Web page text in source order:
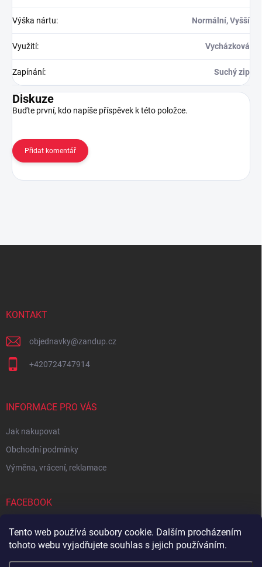
Tento web používá soubory cookie. Dalším procházením
tohoto webu vyjadřujete souhlas s jejich používáním.
Výška nártu: Normální, Vyšší
Využití: Vycházková
Zapínání: Suchý zip
Diskuze
Buďte první, kdo napíše příspěvek k této položce.
Přidat komentář
KONTAKT
objednavky@zandup.cz
+420724747914
INFORMACE PRO VÁS
Jak nakupovat
Obchodní podmínky
Výměna, vrácení, reklamace
FACEBOOK
Zboží.cz Heureka.cz Sedupa Nejlepší seno.cz